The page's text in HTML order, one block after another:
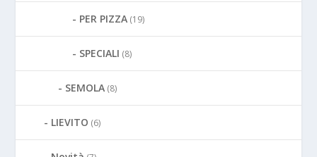
PER PIZZA (19)
SPECIALI (8)
SEMOLA (8)
LIEVITO (6)